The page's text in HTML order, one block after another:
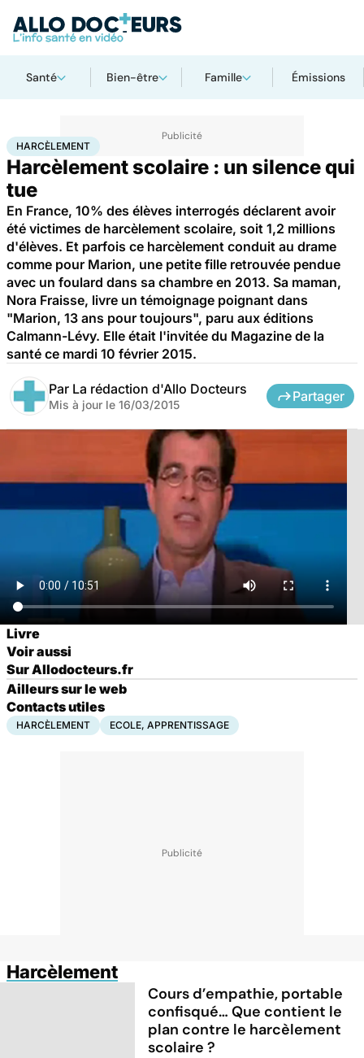
Santé Bien-être Famille Émissions
AccueilSantéHarcèlement
HARCÈLEMENT
Harcèlement scolaire : un silence qui
tue
En France, 10% des élèves interrogés déclarent avoir
été victimes de harcèlement scolaire, soit 1,2 millions
d'élèves. Et parfois ce harcèlement conduit au drame
comme pour Marion, une petite fille retrouvée pendue
avec un foulard dans sa chambre en 2013. Sa maman,
Nora Fraisse, livre un témoignage poignant dans
"Marion, 13 ans pour toujours", paru aux éditions
Calmann-Lévy. Elle était l'invitée du Magazine de la
santé ce mardi 10 février 2015.
Par La rédaction d'Allo Docteurs
Mis à jour le 16/03/2015
Partager
Livre
Voir aussi
Sur Allodocteurs.fr
Ailleurs sur le web
Contacts utiles
HARCÈLEMENT ECOLE, APPRENTISSAGE
Harcèlement
Cours d’empathie, portable
confisqué… Que contient le
plan contre le harcèlement
scolaire ?